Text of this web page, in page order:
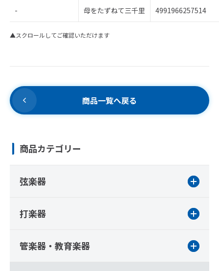
- 母をたずねて三千里 4991966257514
▲スクロールしてご確認いただけます
商品一覧へ戻る
商品カテゴリー
弦楽器
打楽器
管楽器・教育楽器